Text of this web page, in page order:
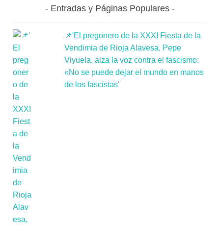
Entradas y Páginas Populares
📌'El pregonero de la XXXI Fiesta de la
Vendimia de Rioja Alavesa, Pepe
Viyuela, alza la voz contra el fascismo:
«No se puede dejar el mundo en manos
de los fascistas'